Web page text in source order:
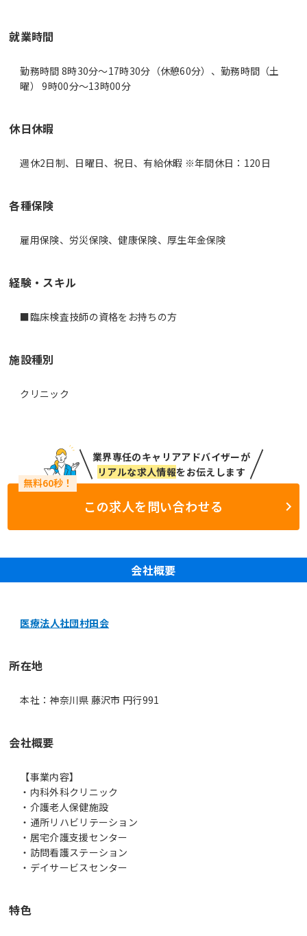
就業時間
勤務時間 8時30分〜17時30分（休憩60分）、勤務時間（土
曜） 9時00分〜13時00分
休日休暇
週休2日制、日曜日、祝日、有給休暇 ※年間休日：120日
各種保険
雇用保険、労災保険、健康保険、厚生年金保険
経験・スキル
■臨床検査技師の資格をお持ちの方
施設種別
クリニック
業界専任のキャリアアドバイザーが
リアルな求人情報をお伝えします
この求人を問い合わせる
会社概要
医療法人社団村田会
所在地
本社：神奈川県 藤沢市 円行991
会社概要
【事業内容】
・内科外科クリニック
・介護老人保健施設
・通所リハビリテーション
・居宅介護支援センター
・訪問看護ステーション
・デイサービスセンター
特色